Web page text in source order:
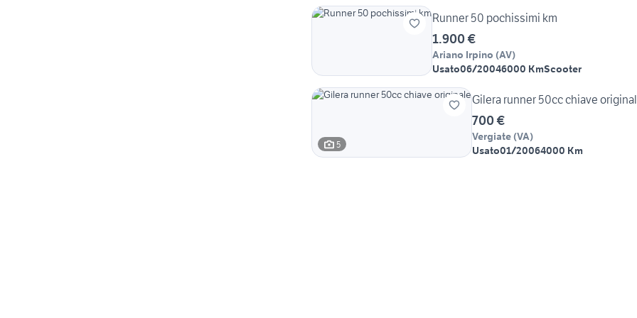
Runner 50 pochissimi km
1.900 €
Ariano Irpino (AV)
Usato06/20046000 KmScooter
5
Gilera runner 50cc chiave
700 €
Vergiate (VA)
Usato01/20064000 Km